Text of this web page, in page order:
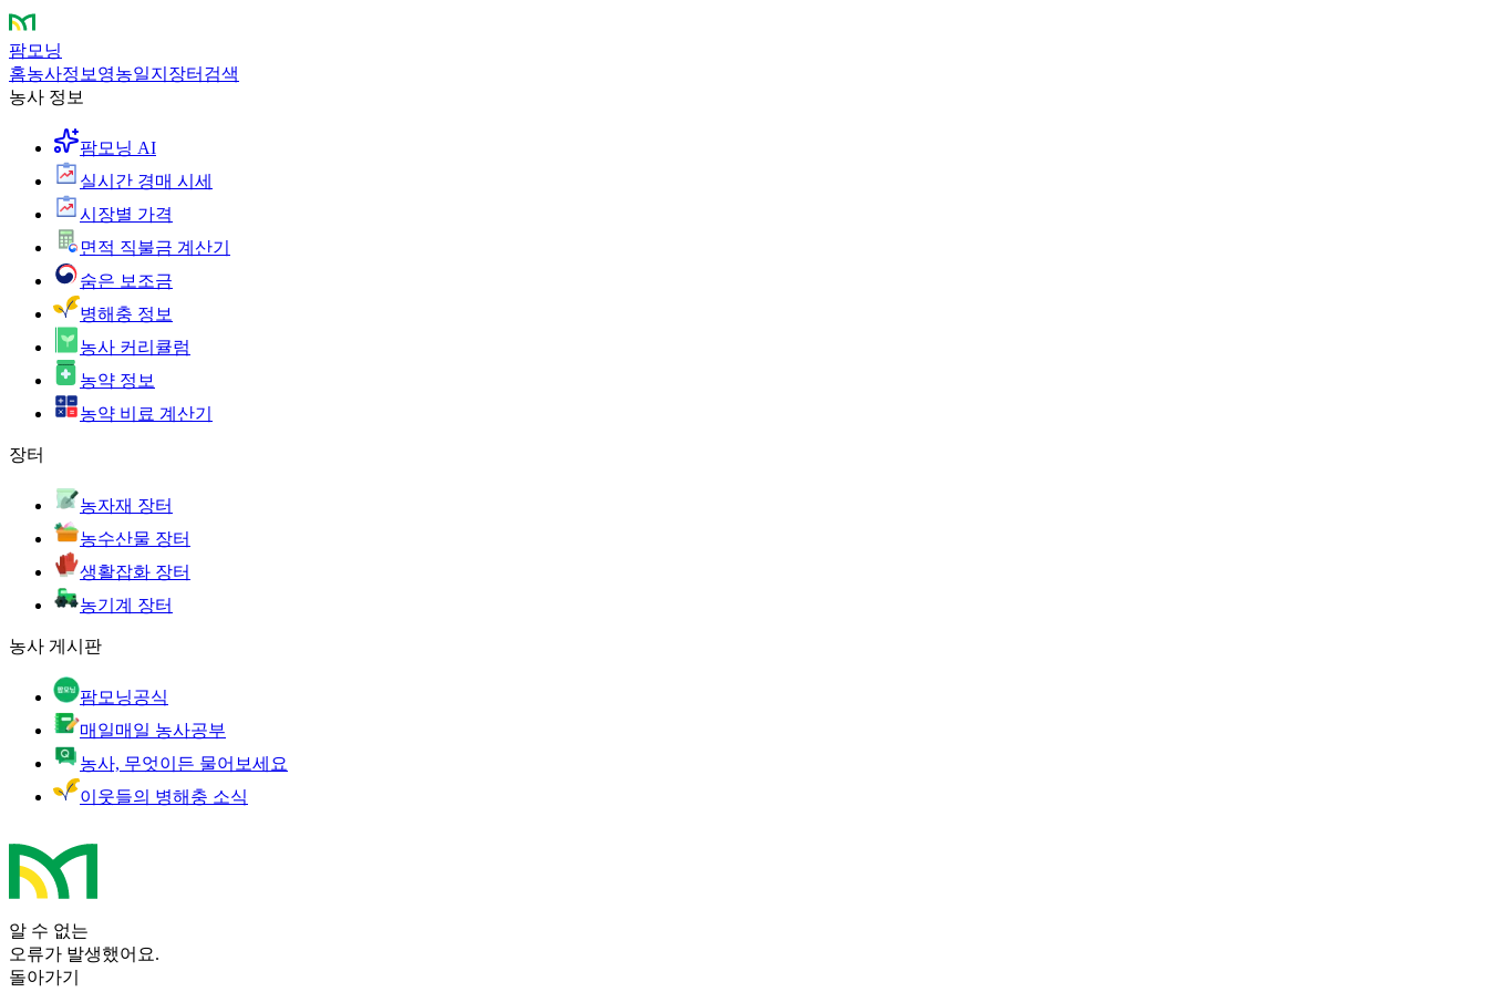
팜모닝
홈농사정보 영농일지 장터 검색
농사 정보
팜모닝 AI
실시간 경매 시세
시장별 가격
면적 직불금 계산기
숨은 보조금
병해충 정보
농사 커리큘럼
농약 정보
농약 비료 계산기
장터
농자재 장터
농수산물 장터
생활잡화 장터
농기계 장터
농사 게시판
팜모닝공식
매일매일 농사공부
농사, 무엇이든 물어보세요
이웃들의 병해충 소식
알 수 없는
오류가 발생했어요.
돌아가기